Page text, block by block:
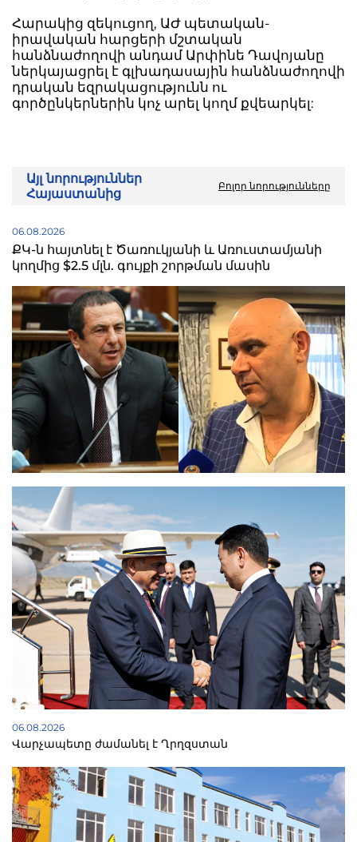
Հարակից զեկուցող, ԱԺ պետական-
իրավական հարցերի մշտական
հանձնաժողովի անդամ Արփինե Դավոյանը
ներկայացրել է գլխադասային հանձնաժողովի
դրական եզրակացությունն ու
գործընկերներին կոչ արել կողմ քվեարկել:
Այլ նորություններ
Հայաստանից
Բոլոր նորությունները
06.08.2026
ՔԿ-ն հայտնել է Ծառուկյանի և Առուստամյանի
կողմից $2.5 մլն. գույքի շորթման մասին
06.08.2026
Վարչապետը ժամանել է Ղրղզստան